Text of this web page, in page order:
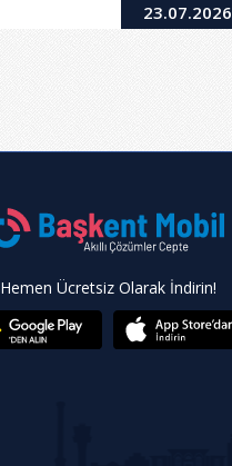
23.07.2026
Hemen Ücretsiz Olarak İndirin!